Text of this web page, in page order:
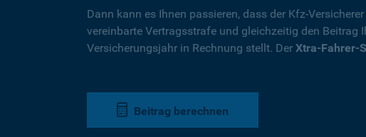
Dann kann es Ihnen passieren, dass der Kfz-
vereinbarte Vertragsstrafe und gleichzeitig den Beitrag
Versicherungsjahr in Rechnung stellt. Der Xtra-Fahrer-
Beitrag berechnen